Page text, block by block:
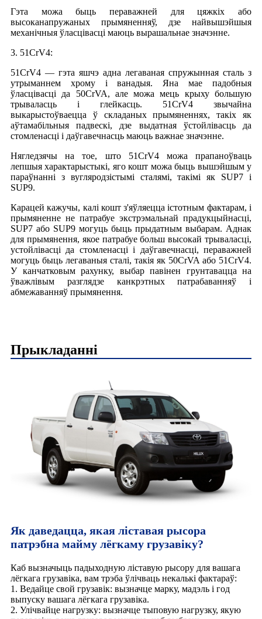
Гэта можа быць пераважней для цяжкіх або
высоканапружаных прымяненняў, дзе найвышэйшыя
механічныя ўласцівасці маюць вырашальнае значэнне.
3. 51CrV4:
51CrV4 — гэта яшчэ адна легаваная спружынная сталь з
утрыманнем хрому і ванадыя. Яна мае падобныя
ўласцівасці да 50CrVA, але можа мець крыху большую
трываласць і глейкасць. 51CrV4 звычайна
выкарыстоўваецца ў складаных прымяненнях, такіх як
аўтамабільныя падвескі, дзе выдатная ўстойлівасць да
стомленасці і даўгавечнасць маюць важнае значэнне.
Нягледзячы на тое, што 51CrV4 можа прапаноўваць
лепшыя характарыстыкі, яго кошт можа быць вышэйшым у
параўнанні з вугляродзістымі сталямі, такімі як SUP7 і
SUP9.
Карацей кажучы, калі кошт з'яўляецца істотным фактарам, і
прымяненне не патрабуе экстрэмальнай прадукцыйнасці,
SUP7 або SUP9 могуць быць прыдатным выбарам. Аднак
для прымянення, якое патрабуе больш высокай трываласці,
устойлівасці да стомленасці і даўгавечнасці, пераважней
могуць быць легаваныя сталі, такія як 50CrVA або 51CrV4.
У канчатковым рахунку, выбар павінен грунтавацца на
ўважлівым разглядзе канкрэтных патрабаванняў і
абмежаванняў прымянення.
Прыкладанні
Як даведацца, якая ліставая рысора
патрэбна майму лёгкаму грузавіку?
Каб вызначыць падыходную ліставую рысору для вашага
лёгкага грузавіка, вам трэба ўлічваць некалькі фактараў:
1. Ведайце свой грузавік: вызначце марку, мадэль і год
выпуску вашага лёгкага грузавіка.
2. Улічвайце нагрузку: вызначце тыповую нагрузку, якую